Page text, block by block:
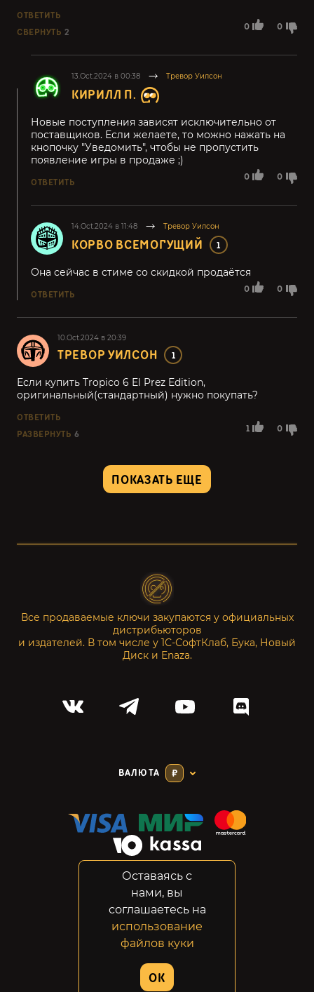
0 0
ОТВЕТИТЬ
СВЕРНУТЬ 2
13.Oct.2024 в 00:38 Тревор Уилсон
КИРИЛЛ П.
0 0
Новые поступления зависят исключительно от
поставщиков. Если желаете, то можно нажать на
кнопочку "Уведомить", чтобы не пропустить
появление игры в продаже ;)
ОТВЕТИТЬ
14.Oct.2024 в 11:48 Тревор Уилсон
КОРВО ВСЕМОГУЩИЙ 1
0 0
Она сейчас в стиме со скидкой продаётся
ОТВЕТИТЬ
10.Oct.2024 в 20:39
ТРЕВОР УИЛСОН 1
1 0
Если купить Tropico 6 El Prez Edition,
оригинальный(стандартный) нужно покупать?
ОТВЕТИТЬ
РАЗВЕРНУТЬ 6
ПОКАЗАТЬ ЕЩЕ
Все продаваемые ключи закупаются у официальных
дистрибьюторов
и издателей. В том числе у 1С-СофтКлаб, Бука, Новый
Диск и Enaza.
ВАЛЮТА ₽
Конфиденциальность
Возвраты
Правовая информация
© 2014-2026 GabeStore
ADN Digital Studio
Оставаясь с
нами, вы
соглашаетесь на
использование
файлов куки
OK